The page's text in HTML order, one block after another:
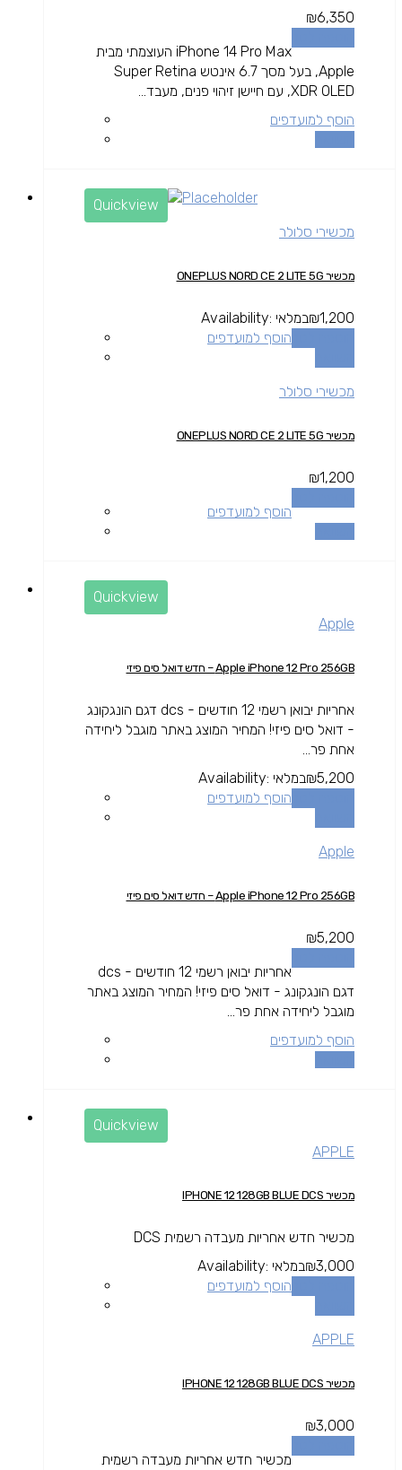
₪6,350
iPhone 14 Pro Max העוצמתי מבית
Apple, בעל מסך 6.7 אינטש Super Retina
XDR OLED, עם חיישן זיהוי פנים, מעבד...
הוסף למועדפים
Quickview
מכשירי סלולר
מכשיר ONEPLUS NORD CE 2 LITE 5G
₪1,200
Availability: במלאי
הוסף למועדפים
מכשירי סלולר
מכשיר ONEPLUS NORD CE 2 LITE 5G
₪1,200
הוסף למועדפים
Quickview
Apple
Apple iPhone 12 Pro 256GB – חדש דואל סים פיזי
אחריות יבואן רשמי 12 חודשים - dcs דגם הונגקונג
- דואל סים פיזי! המחיר המוצג באתר מוגבל ליחידה
אחת פר...
₪5,200
Availability: במלאי
הוסף למועדפים
Apple
Apple iPhone 12 Pro 256GB – חדש דואל סים פיזי
₪5,200
אחריות יבואן רשמי 12 חודשים - dcs
דגם הונגקונג - דואל סים פיזי! המחיר המוצג באתר
מוגבל ליחידה אחת פר...
הוסף למועדפים
Quickview
APPLE
מכשיר IPHONE 12 128GB BLUE DCS
מכשיר חדש אחריות מעבדה רשמית DCS
₪3,000
Availability: במלאי
הוסף למועדפים
APPLE
מכשיר IPHONE 12 128GB BLUE DCS
₪3,000
מכשיר חדש אחריות מעבדה רשמית